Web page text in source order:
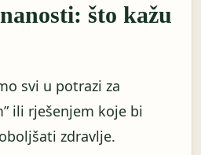
što kažu
svi u potrazi za
ili rješenjem koje bi
zdravlje.